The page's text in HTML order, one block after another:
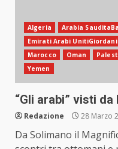
Algeria Arabia
Emirati Arabi
Marocco
Oman
Yemen
“Gli arabi” visti da
Redazione 28 Marzo
Da Solimano il